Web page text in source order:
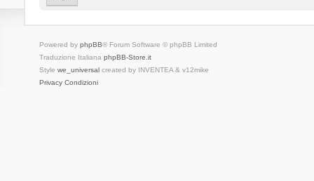
Powered by phpBB® Forum Software © phpBB Limited
Traduzione Italiana phpBB-Store.it
Style we_universalcreated by INVENTEA & v12mike
Privacy Condizioni